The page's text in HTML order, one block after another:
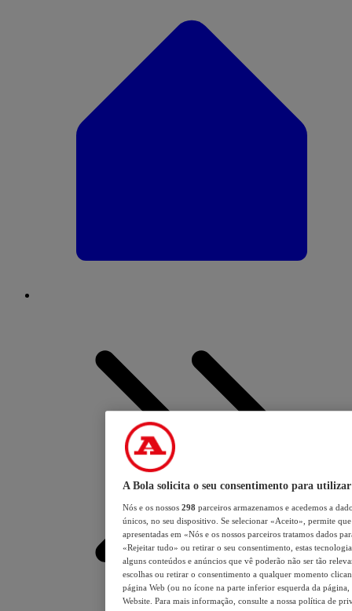
A Bola solicita o seu consentimento para utilizar
Nós e os nossos 298 parceiros armazenamos e acedemos a
únicos, no seu dispositivo. Se selecionar «Aceito», permite
apresentadas em «Nós e os nossos parceiros tratamos dados
«Rejeitar tudo» ou retirar o seu consentimento, estas
alguns conteúdos e anúncios que vê poderão não ser tão
escolhas ou retirar o consentimento a qualquer momento
página Web (ou no ícone na parte inferior esquerda da página,
Website. Para mais informação, consulte a nossa política de